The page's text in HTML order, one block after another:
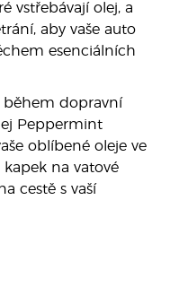
vstřebávají olej, a
aby vaše auto
esenciálních
během dopravní
Peppermint
oblíbené oleje ve
kapek na vatové
cestě s vaší